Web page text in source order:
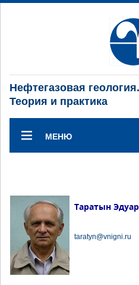
Нефтегазовая геология.
Теория и практика
МЕНЮ
Таратын
taratyn@vnigni.ru